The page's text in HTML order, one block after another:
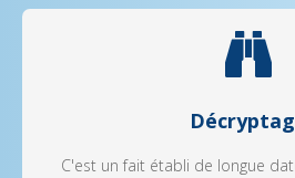
C'est un fait établi de longue